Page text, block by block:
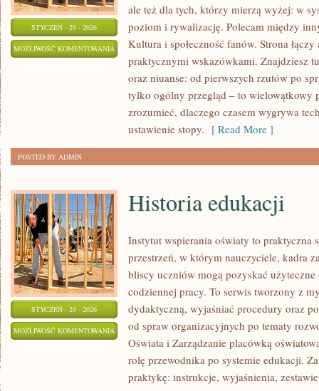
STYCZEŃ - 29 - 2026
MOŻLIWOŚĆ KOMENTOWANIA PSYCHOLOGIA
KONCENTRACJA
ale też dla tych, którzy mierzą wyżej: w
poziom i rywalizację. Polecam między
Kultura i społeczność fanów. Strona
praktycznymi wskazówkami. Znajdziesz
oraz niuanse: od pierwszych rzutów po
tylko ogólny przegląd – to wielowątkowy
zrozumieć, dlaczego czasem wygrywa
ustawienie stopy. [ Read More ]
POSTED BY ADMIN
STYCZEŃ - 29 - 2026
MOŻLIWOŚĆ KOMENTOWANIA HISTORIA
EDUKACJI
Historia edukacji
Instytut wspierania oświaty to praktyczna
przestrzeń, w którym nauczyciele, kadra
bliscy uczniów mogą pozyskać użyteczne
codziennej pracy. To serwis tworzony z
dydaktyczną, wyjaśniać procedury oraz
od spraw organizacyjnych po tematy
Oświata i Zarządzanie placówką
rolę przewodnika po systemie edukacji.
praktykę: instrukcje, wyjaśnienia,